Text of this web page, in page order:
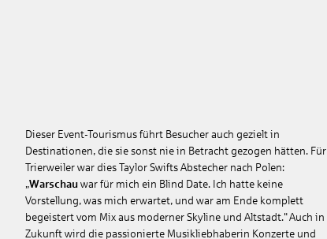
Dieser Event-Tourismus führt Besucher auch gezielt in
Destinationen, die sie sonst nie in Betracht gezogen hätten. Für
Trierweiler war dies Taylor Swifts Abstecher nach Polen:
„Warschau war für mich ein Blind Date. Ich hatte keine
Vorstellung, was mich erwartet, und war am Ende komplett
begeistert vom Mix aus moderner Skyline und Altstadt."Auch in
Zukunft wird die passionierte Musikliebhaberin Konzerte und